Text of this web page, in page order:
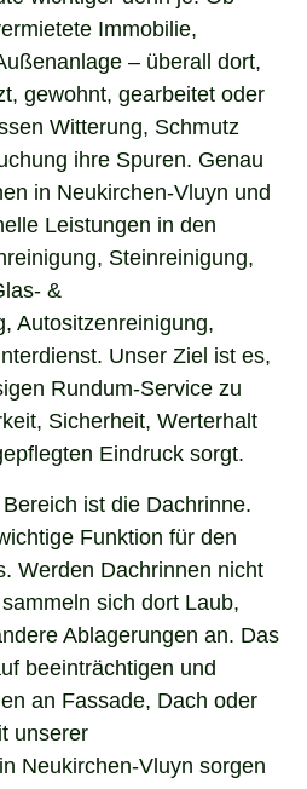
Immobilie,
– überall dort,
gewohnt, gearbeitet oder
Witterung, Schmutz
ihre Spuren. Genau
in Neukirchen-Vluyn und
Leistungen in den
Steinreinigung,
&
Autositzenreinigung,
Unser Ziel ist es,
Rundum-Service zu
Sicherheit, Werterhalt
Eindruck sorgt.
ist die Dachrinne.
Funktion für den
Werden Dachrinnen nicht
sich dort Laub,
Ablagerungen an. Das
beeinträchtigen und
an Fassade, Dach oder
unserer
Neukirchen-Vluyn sorgen